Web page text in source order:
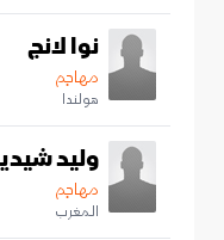
نوا لانج
مهاجم
هولندا
وليد
مهاجم
المغرب